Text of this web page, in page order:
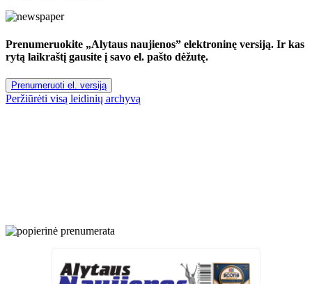
Prenumeruokite „Alytaus naujienos” elektroninę versiją. Ir kas
rytą laikraštį gausite į savo el. pašto dėžutę.
Prenumeruoti el. versiją
Peržiūrėti visą leidinių archyvą